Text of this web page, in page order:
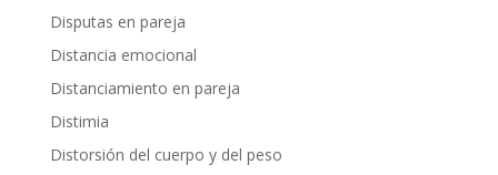
Disputas en pareja
Distancia emocional
Distanciamiento en pareja
Distimia
Distorsión del cuerpo y del peso